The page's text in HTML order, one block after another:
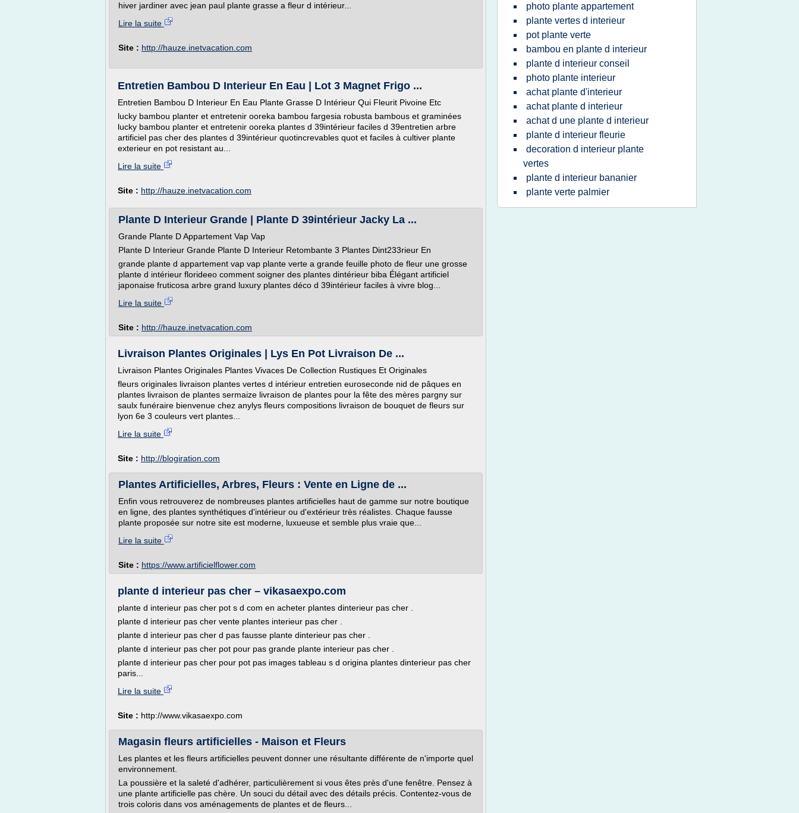
hiver jardiner avec jean paul plante grasse a fleur d intérieur...
Lire la suite
Site : http://hauze.inetvacation.com
Entretien Bambou D Interieur En Eau | Lot 3 Magnet Frigo ...
Entretien Bambou D Interieur En Eau Plante Grasse D Intérieur Qui Fleurit Pivoine Etc
lucky bambou planter et entretenir ooreka bambou fargesia robusta bambous et graminées
lucky bambou planter et entretenir ooreka plantes d 39intérieur faciles d 39entretien arbre
artificiel pas cher des plantes d 39intérieur quotincrevables quot et faciles à cultiver plante
exterieur en pot resistant au...
Lire la suite
Site : http://hauze.inetvacation.com
Plante D Interieur Grande | Plante D 39intérieur Jacky La ...
Grande Plante D Appartement Vap Vap
Plante D Interieur Grande Plante D Interieur Retombante 3 Plantes Dint233rieur En
grande plante d appartement vap vap plante verte a grande feuille photo de fleur une grosse
plante d intérieur florideeo comment soigner des plantes dintérieur biba Élégant artificiel
japonaise fruticosa arbre grand luxury plantes déco d 39intérieur faciles à vivre blog...
Lire la suite
Site : http://hauze.inetvacation.com
Livraison Plantes Originales | Lys En Pot Livraison De ...
Livraison Plantes Originales Plantes Vivaces De Collection Rustiques Et Originales
fleurs originales livraison plantes vertes d intérieur entretien euroseconde nid de pâques en
plantes livraison de plantes sermaize livraison de plantes pour la fête des mères pargny sur
saulx funéraire bienvenue chez anylys fleurs compositions livraison de bouquet de fleurs sur
lyon 6e 3 couleurs vert plantes...
Lire la suite
Site : http://blogiration.com
Plantes Artificielles, Arbres, Fleurs : Vente en Ligne de ...
Enfin vous retrouverez de nombreuses plantes artificielles haut de gamme sur notre boutique
en ligne, des plantes synthétiques d'intérieur ou d'extérieur très réalistes. Chaque fausse
plante proposée sur notre site est moderne, luxueuse et semble plus vraie que...
Lire la suite
Site : https://www.artificielflower.com
plante d interieur pas cher – vikasaexpo.com
plante d interieur pas cher pot s d com en acheter plantes dinterieur pas cher .
plante d interieur pas cher vente plantes interieur pas cher .
plante d interieur pas cher d pas fausse plante dinterieur pas cher .
plante d interieur pas cher pot pour pas grande plante interieur pas cher .
plante d interieur pas cher pour pot pas images tableau s d origina plantes dinterieur pas cher
paris...
Lire la suite
Site : http://www.vikasaexpo.com
Magasin fleurs artificielles - Maison et Fleurs
Les plantes et les fleurs artificielles peuvent donner une résultante différente de n'importe quel
environnement.
La poussière et la saleté d'adhérer, particulièrement si vous êtes près d'une fenêtre. Pensez à
une plante artificielle pas chère. Un souci du détail avec des détails précis. Contentez-vous de
trois coloris dans vos aménagements de plantes et de fleurs...
photo plante appartement
plante vertes d interieur
pot plante verte
bambou en plante d interieur
plante d interieur conseil
photo plante interieur
achat plante d'interieur
achat plante d interieur
achat d une plante d interieur
plante d interieur fleurie
decoration d interieur plante
vertes
plante d interieur bananier
plante verte palmier